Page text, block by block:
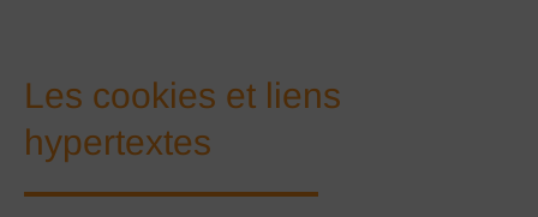
Les cookies et liens
hypertextes